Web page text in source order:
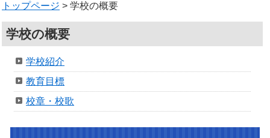
トップページ > 学校の概要
学校の概要
学校紹介
教育目標
校章・校歌